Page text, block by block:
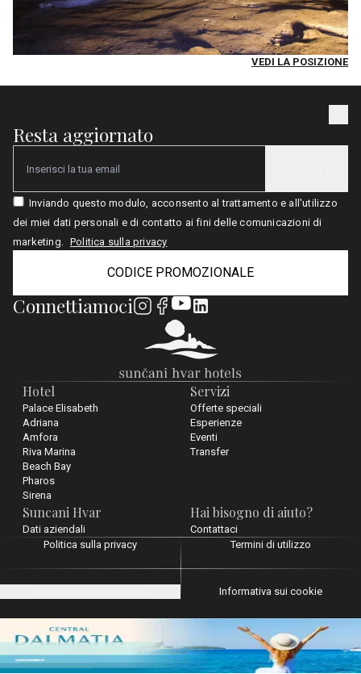
VEDI LA POSIZIONE
Hotel
Palace Elisabeth
Adriana
Amfora
Riva Marina
Beach Bay
Pharos
Sirena
Servizi
Offerte speciali
Esperienze
Eventi
Transfer
Suncani Hvar
Dati aziendali
Hai bisogno di aiuto?
Contattaci
Resta aggiornato
Email
Inviando questo modulo, acconsento al trattamento e all'utilizzo
dei miei dati personali e di contatto ai fini delle comunicazioni di
marketing. Politica sulla privacy
CODICE PROMOZIONALE
Connettiamoci
Politica sulla privacy Termini di utilizzo
Informativa sui cookie